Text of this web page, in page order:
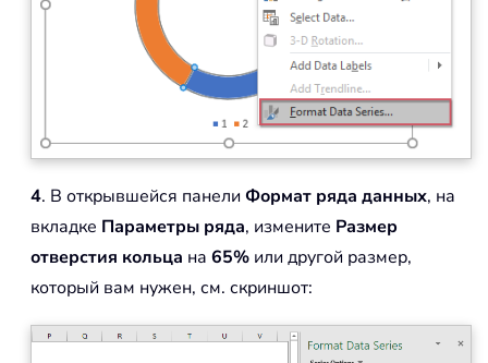
4. В открывшейся панели Формат ряда данных, на
вкладке Параметры ряда, измените Размер
отверстия кольца на 65% или другой размер,
который вам нужен, см. скриншот: